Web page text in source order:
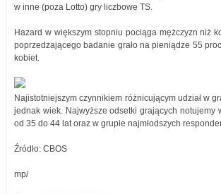
w inne (poza Lotto) gry liczbowe TS.
Hazard w większym stopniu pociąga mężczyzn niż
poprzedzającego badanie grało na pieniądze 55
kobiet.
Najistotniejszym czynnikiem różnicującym udział w
jednak wiek. Najwyższe odsetki grających notujemy
od 35 do 44 lat oraz w grupie najmłodszych
Źródło: CBOS
mp/